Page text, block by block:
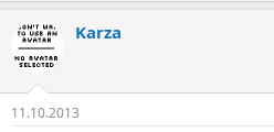
Karza
11.10.2013